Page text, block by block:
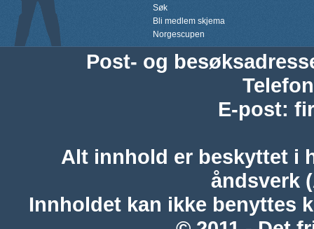
Søk
Bli medlem skjema
Norgescupen
Post- og
Telefon
E-post:
Alt innhold er beskyttet i
åndsverk
Innholdet kan ikke benyttes